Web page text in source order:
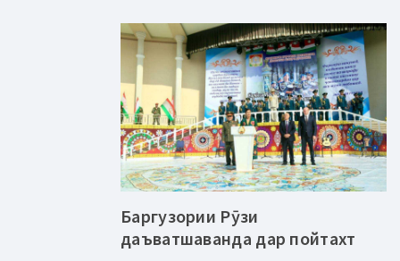
Баргузории Рӯзи
даъватшаванда дар пойтахт